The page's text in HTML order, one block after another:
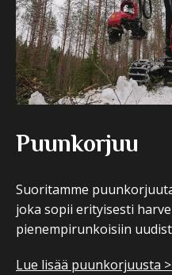
Puunkorjuu
Suoritamme
joka sopii erityisesti
pienempirunkoisiin
Lue lisää puunkorjuusta